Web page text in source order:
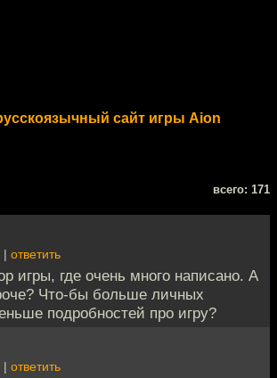
сайт игры Aion
всего: 171
| ответить
игры, где очень много написано. А
Что-бы больше личных
подробностей про игру?
| ответить